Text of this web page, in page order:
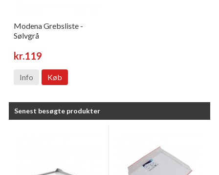
Modena Grebsliste -
Sølvgrå
kr.119
Info Køb
Senest besøgte produkter